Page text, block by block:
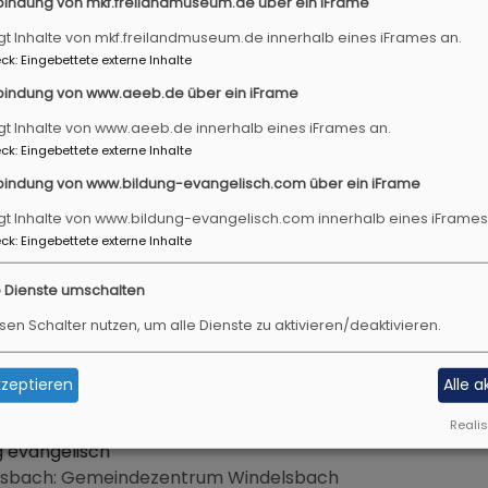
können die Stifterspuren entdecken und die
erleben.
wird noch bekanntgegeben!
17-18 Uhr
Sonderausstellung CARE
Museum Kirche in Franken
9:30-17 Uhr
plötzlich öffnet sich eine Tür…"-
evangelisch
Gemeindezentrum Windelsbach
Inhalte von mkf.freilandmuseum.de innerhalb eines iFrames an.
:Eingebettete externe Inhalte
von www.aeeb.de über ein iFrame
Inhalte von www.aeeb.de innerhalb eines iFrames an.
:Eingebettete externe Inhalte
von www.bildung-evangelisch.com über ein iFrame
Inhalte von www.bildung-evangelisch.com innerhalb eines
:Eingebettete externe Inhalte
Dienste umschalten
Schalter nutzen, um alle Dienste zu aktivieren/deaktivieren.
Alle